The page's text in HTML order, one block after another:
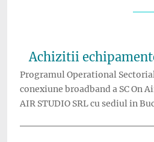
Achizitii
Programul Operational
conexiune broadband a SC
AIR STUDIO SRL cu sediul in